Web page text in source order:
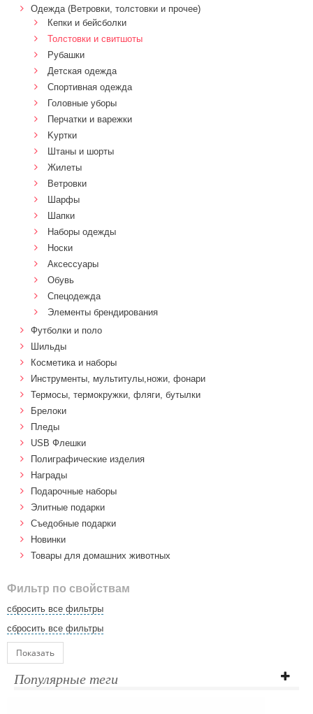
Одежда (Ветровки, толстовки и прочее)
Кепки и бейсболки
Толстовки и свитшоты
Рубашки
Детская одежда
Спортивная одежда
Головные уборы
Перчатки и варежки
Kуртки
Штаны и шорты
Жилеты
Ветровки
Шарфы
Шапки
Наборы одежды
Носки
Аксессуары
Обувь
Спецодежда
Элементы брендирования
Футболки и поло
Шильды
Косметика и наборы
Инструменты, мультитулы,ножи, фонари
Термосы, термокружки, фляги, бутылки
Брелоки
Пледы
USB Флешки
Полиграфические изделия
Награды
Подарочные наборы
Элитные подарки
Cъедобные подарки
Новинки
Товары для домашних животных
Фильтр по свойствам
сбросить все фильтры
сбросить все фильтры
Показать
Популярные теги